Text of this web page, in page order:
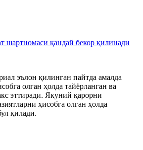
шартномаси қандай бекор қилинади
эълон қилинган пайтда амалда
олган ҳолда тайёрланган ва
эттиради. Якуний қарорни
ҳисобга олган ҳолда
қилади.